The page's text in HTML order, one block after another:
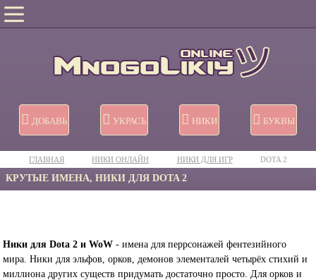
ДОБАВЬ УКРАСЬ НИКИ БУКВЫ
ГЛАВНАЯ НИКИ ОНЛАЙН НИКИ ДЛЯ ИГР DOTA 2
КРУТЫЕ ИМЕНА, НИКИ ДЛЯ DOTA 2
Ники для Dota 2 и WoW - имена для перрсонажей фентезийного
мира. Ники для эльфов, орков, демонов элементалей четырёх стихий и
миллиона других существ придумать достаточно просто. Для орков и